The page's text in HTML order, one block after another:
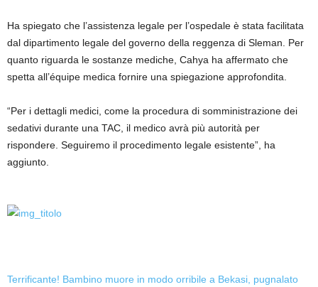
Ha spiegato che l’assistenza legale per l’ospedale è stata facilitata
dal dipartimento legale del governo della reggenza di Sleman. Per
quanto riguarda le sostanze mediche, Cahya ha affermato che
spetta all’équipe medica fornire una spiegazione approfondita.
“Per i dettagli medici, come la procedura di somministrazione dei
sedativi durante una TAC, il medico avrà più autorità per
rispondere. Seguiremo il procedimento legale esistente”, ha
aggiunto.
Terrificante! Bambino muore in modo orribile a Bekasi, pugnalato